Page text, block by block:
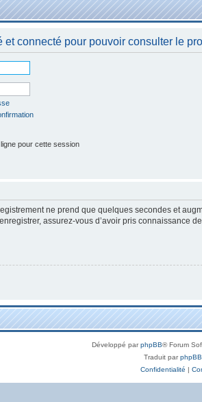
connecté pour pouvoir consulter le
pour cette session
ne prend que quelques secondes et
assurez-vous d’avoir pris connaissance
Développé parphpBB® Forum
Traduit par
Confidentialité |